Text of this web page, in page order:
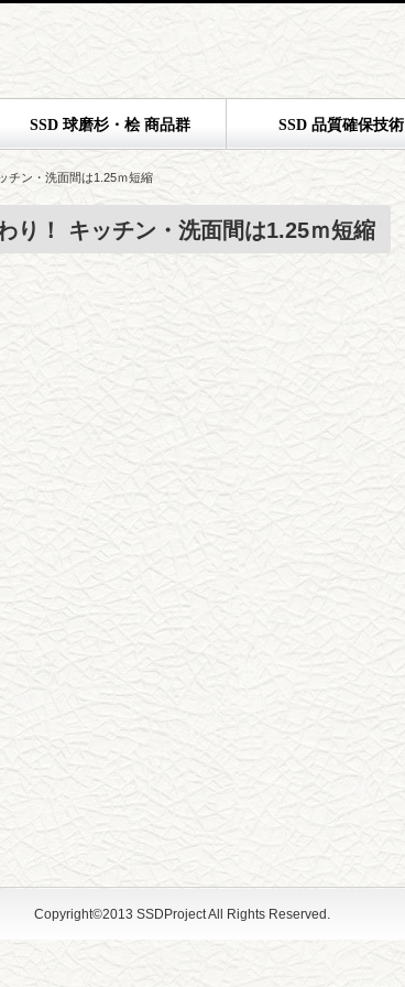
SSD 球磨杉・桧 商品群 SSD 品質確保技術
チン・洗面間は1.25ｍ短縮
り！ キッチン・洗面間は1.25ｍ短縮
Copyright©2013 SSDProject All Rights Reserved.